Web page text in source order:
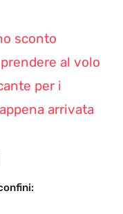
sconto
al volo
per i
arrivata